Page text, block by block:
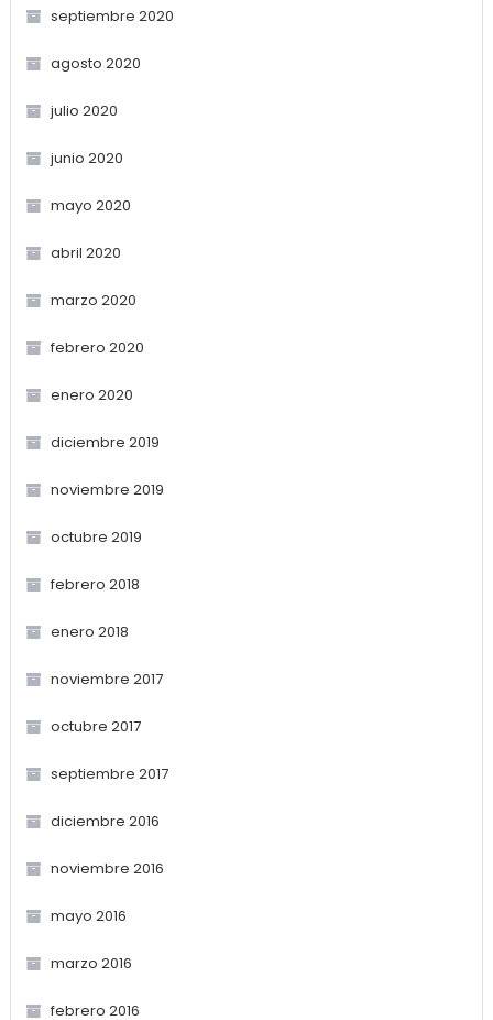
septiembre 2020
agosto 2020
julio 2020
junio 2020
mayo 2020
abril 2020
marzo 2020
febrero 2020
enero 2020
diciembre 2019
noviembre 2019
octubre 2019
febrero 2018
enero 2018
noviembre 2017
octubre 2017
septiembre 2017
diciembre 2016
noviembre 2016
mayo 2016
marzo 2016
febrero 2016